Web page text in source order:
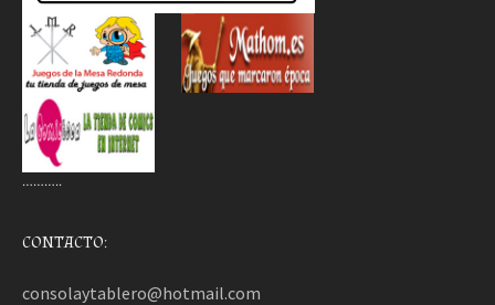
………..
CONTACTO:
consolaytablero@hotmail.com